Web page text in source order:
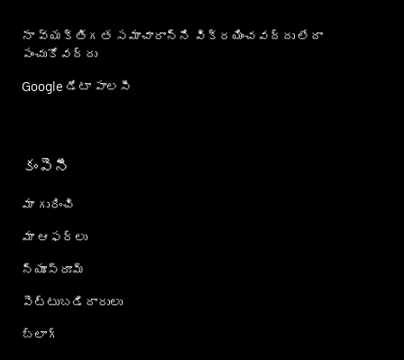
నా వ్యక్తిగత సమాచారాన్ని విక్రయించవద్దు లేదా
పంచుకోవద్దు
Google డేటా పాలసీ
కంపెనీ
మా గురించి
మా ఆఫర్లు
న్యూస్‌రూమ్
పెట్టుబడిదారులు
బ్లాగ్